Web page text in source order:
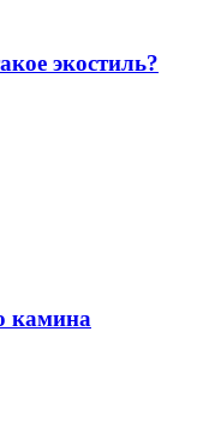
экостиль?
камина